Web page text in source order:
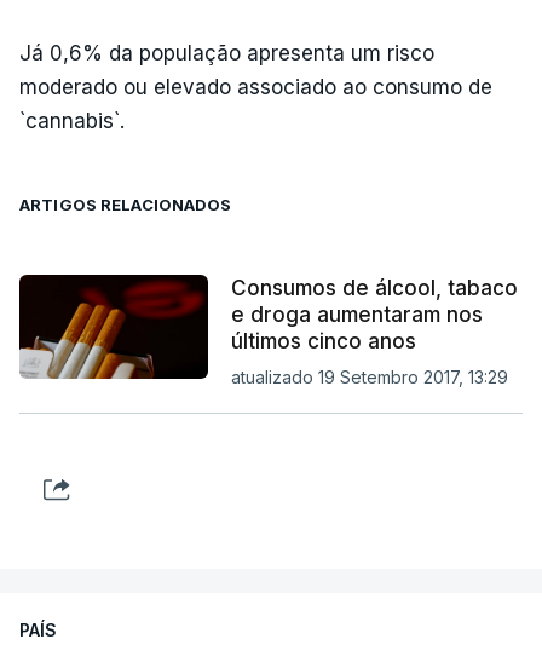
Já 0,6% da população apresenta um risco
moderado ou elevado associado ao consumo de
`cannabis`.
ARTIGOS RELACIONADOS
Consumos de álcool, tabaco
e droga aumentaram nos
últimos cinco anos
atualizado 19 Setembro 2017, 13:29
PAÍS